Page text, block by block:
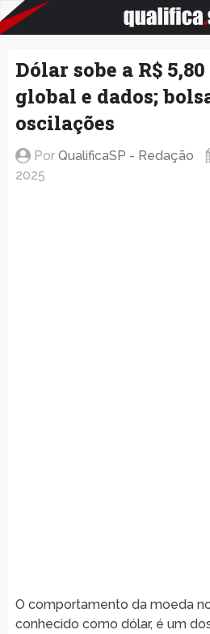
Dólar sobe a R$
global e dados;
oscilações
Por QualificaSP - Redação
2025
O comportamento da moeda
conhecido como dólar, é um